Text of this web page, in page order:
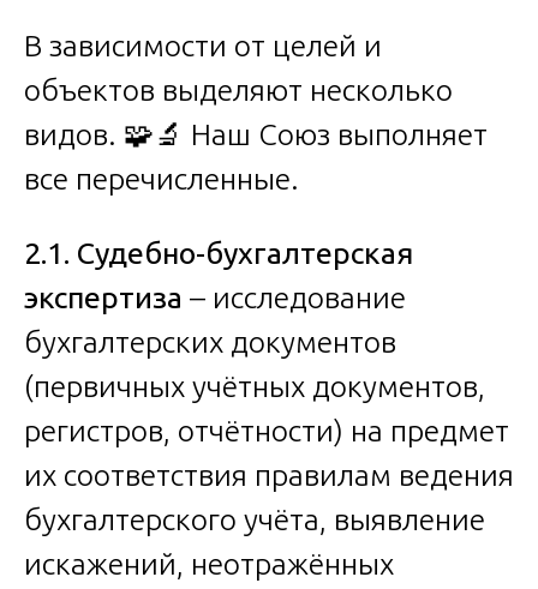
В зависимости от целей и
объектов выделяют несколько
видов. 🧩🔬 Наш Союз выполняет
все перечисленные.
2.1. Судебно-бухгалтерская
экспертиза – исследование
бухгалтерских документов
(первичных учётных документов,
регистров, отчётности) на предмет
их соответствия правилам ведения
бухгалтерского учёта, выявление
искажений, неотражённых